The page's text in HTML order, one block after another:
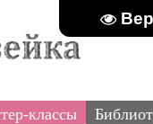
классы